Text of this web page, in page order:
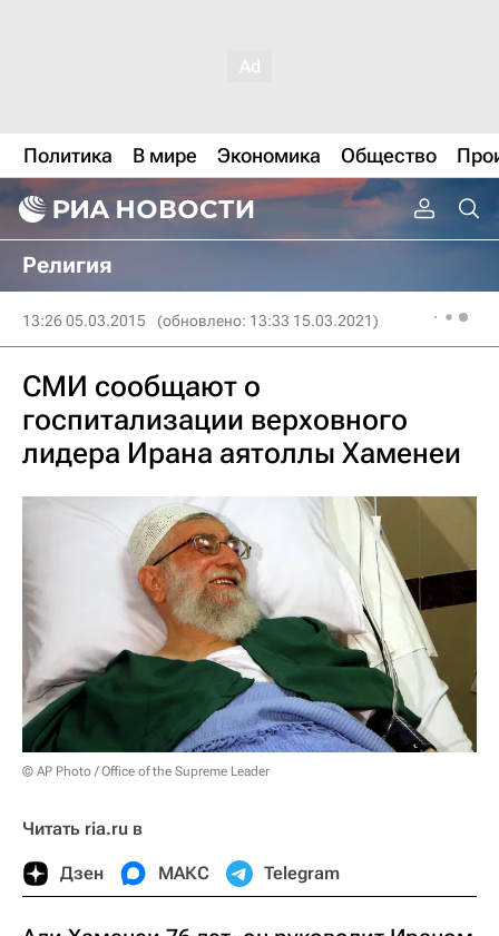
Политика В мире Экономика Общество
Религия
13:26 05.03.2015 (обновлено: 13:33 15.03.2021)
СМИ сообщают о
госпитализации верховного
лидера Ирана аятоллы Хаменеи
© AP Photo / Office of the Supreme Leader
Читать ria.ru в
Дзен МАКС Telegram